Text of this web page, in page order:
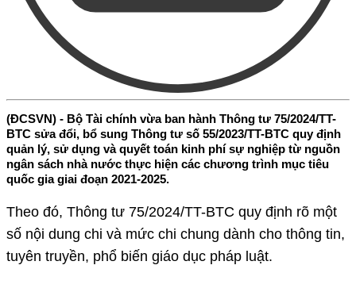
(ĐCSVN) - Bộ Tài chính vừa ban hành Thông tư 75/2024/TT-
BTC sửa đổi, bổ sung Thông tư số 55/2023/TT-BTC quy định
quản lý, sử dụng và quyết toán kinh phí sự nghiệp từ nguồn
ngân sách nhà nước thực hiện các chương trình mục tiêu
quốc gia giai đoạn 2021-2025.
Theo đó, Thông tư 75/2024/TT-BTC quy định rõ một
số nội dung chi và mức chi chung dành cho thông tin,
tuyên truyền, phổ biến giáo dục pháp luật.